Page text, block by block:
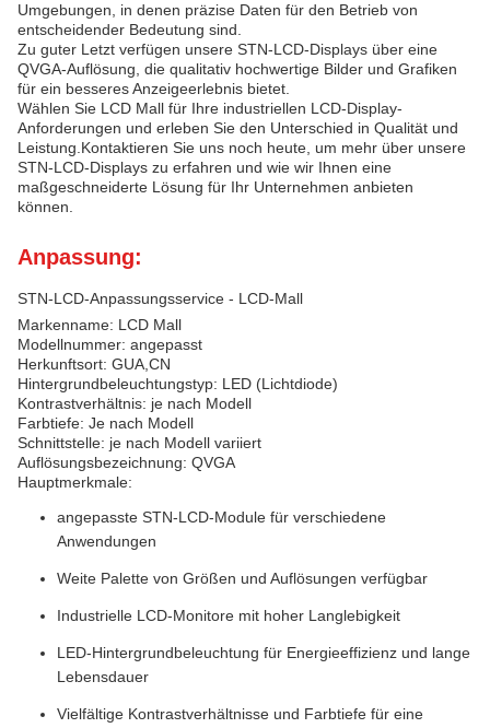
Umgebungen, in denen präzise Daten für den Betrieb von
entscheidender Bedeutung sind.
Zu guter Letzt verfügen unsere STN-LCD-Displays über eine
QVGA-Auflösung, die qualitativ hochwertige Bilder und Grafiken
für ein besseres Anzeigeerlebnis bietet.
Wählen Sie LCD Mall für Ihre industriellen LCD-Display-
Anforderungen und erleben Sie den Unterschied in Qualität und
Leistung.Kontaktieren Sie uns noch heute, um mehr über unsere
STN-LCD-Displays zu erfahren und wie wir Ihnen eine
maßgeschneiderte Lösung für Ihr Unternehmen anbieten
können.
Anpassung:
STN-LCD-Anpassungsservice - LCD-Mall
Markenname: LCD Mall
Modellnummer: angepasst
Herkunftsort: GUA,CN
Hintergrundbeleuchtungstyp: LED (Lichtdiode)
Kontrastverhältnis: je nach Modell
Farbtiefe: Je nach Modell
Schnittstelle: je nach Modell variiert
Auflösungsbezeichnung: QVGA
Hauptmerkmale:
angepasste STN-LCD-Module für verschiedene
Anwendungen
Weite Palette von Größen und Auflösungen verfügbar
Industrielle LCD-Monitore mit hoher Langlebigkeit
LED-Hintergrundbeleuchtung für Energieeffizienz und lange
Lebensdauer
Vielfältige Kontrastverhältnisse und Farbtiefe für eine